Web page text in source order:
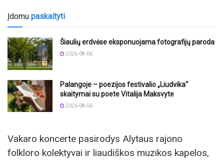
Įdomu paskaityti
Šiaulių erdvėse eksponuojama fotografijų paroda
2026-08-06
Palangoje – poezijos festivalio „Liudvika“
skaitymai su poete Vitalija Maksvyte
2026-08-06
Vakaro koncerte pasirodys Alytaus rajono
folkloro kolektyvai ir liaudiškos muzikos kapelos,